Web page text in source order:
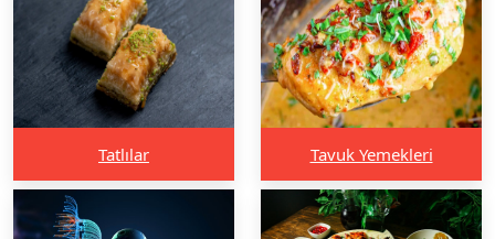
Tatlılar Tavuk Yemekleri